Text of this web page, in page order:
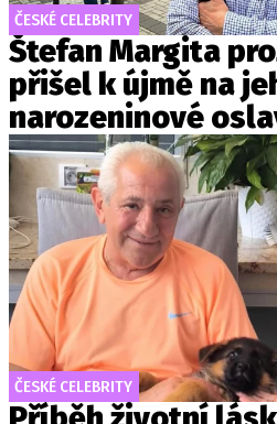
ČESKÉ CELEBRITY
Štefan Margita
přišel k újmě na
narozeninové
ČESKÉ CELEBRITY